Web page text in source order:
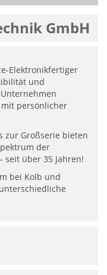
GmbH
Elektronikfertiger
und
persönlicher
zur Großserie bieten
der
seit über 35 Jahren!
bei Kolb und